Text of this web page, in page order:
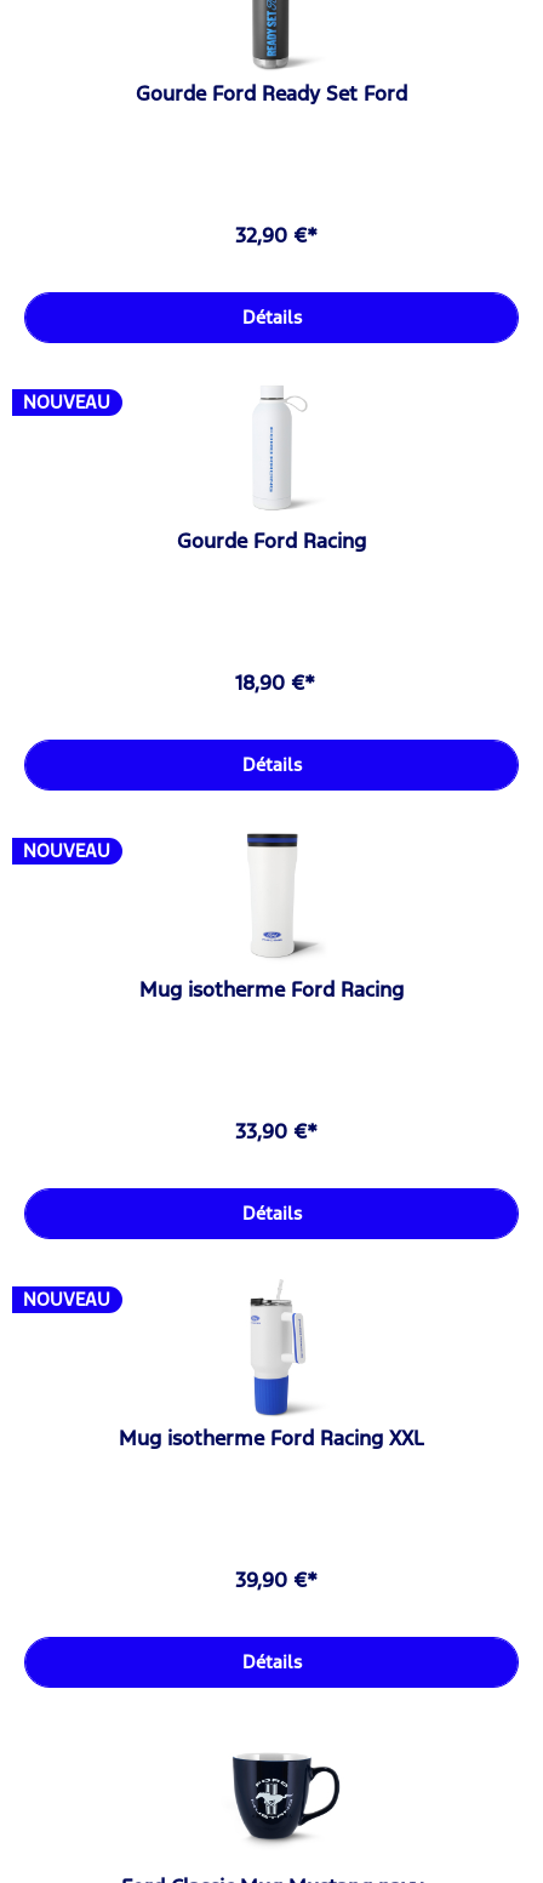
Gourde Ford Ready Set Ford
32,90 €*
Détails
NOUVEAU
Gourde Ford Racing
18,90 €*
Détails
NOUVEAU
Mug isotherme Ford Racing
33,90 €*
Détails
NOUVEAU
Mug isotherme Ford Racing XXL
39,90 €*
Détails